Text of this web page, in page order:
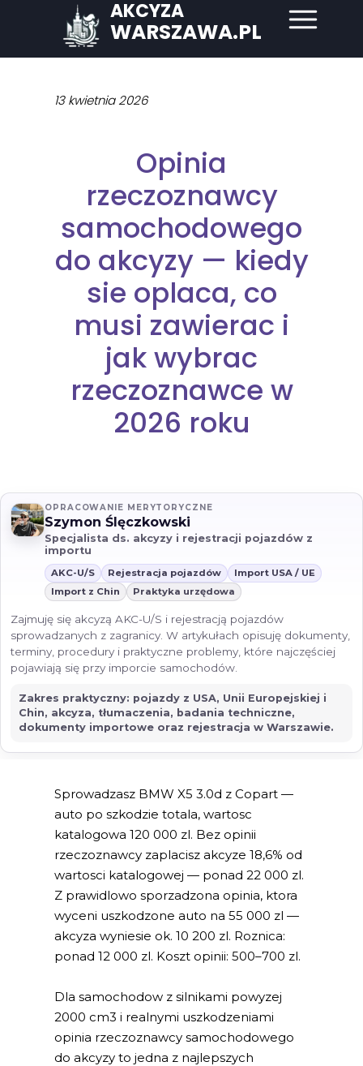
AKCYZA
WARSZAWA.PL
13 kwietnia 2026
Opinia
rzeczoznawcy
samochodowego
do akcyzy — kiedy
sie oplaca, co
musi zawierac i
jak wybrac
rzeczoznawce w
2026 roku
Sprowadzasz BMW X5 3.0d z Copart —
auto po szkodzie totala, wartosc
katalogowa 120 000 zl. Bez opinii
rzeczoznawcy zaplacisz akcyze 18,6% od
wartosci katalogowej — ponad 22 000 zl.
Z prawidlowo sporzadzona opinia, ktora
wyceni uszkodzone auto na 55 000 zl —
akcyza wyniesie ok. 10 200 zl. Roznica:
ponad 12 000 zl. Koszt opinii: 500–700 zl.
Dla samochodow z silnikami powyzej
2000 cm3 i realnymi uszkodzeniami
opinia rzeczoznawcy samochodowego
do akcyzy to jedna z najlepszych
OPRACOWANIE MERYTORYCZNE
Szymon Ślęczkowski
Specjalista ds. akcyzy i rejestracji pojazdów z
importu
AKC-U/S Rejestracja pojazdów
Import USA / UE
Import z Chin
Praktyka urzędowa
Zajmuję się akcyzą AKC-U/S i rejestracją pojazdów
sprowadzanych z zagranicy. W artykułach opisuję dokumenty,
terminy, procedury i praktyczne problemy, które najczęściej
pojawiają się przy imporcie samochodów.
Zakres praktyczny: pojazdy z USA, Unii Europejskiej i
Chin, akcyza, tłumaczenia, badania techniczne,
dokumenty importowe oraz rejestracja w Warszawie.